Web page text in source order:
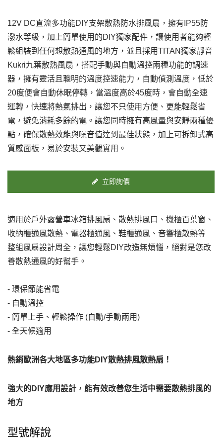
12V DC直流多功能DIY支架散熱防水排風扇，擁有IP55防
潑水等級，加上簡單使用的DIY獨家配件，讓使用者能夠輕
鬆組裝到任何想散熱通風的地方，並且採用TITAN獨家靜音
Kukri九葉散熱風扇，搭配手動與自動溫控兩種功能的調速
器，擁有靈活且聰明的溫度控速能力，自動偵測溫度，低於
20度便會自動休眠停轉，當溫度高於45度時，會自動全速
運轉，快速將熱氣排出，讓您不只使用方便、更能輕鬆省
電，避免消耗多餘的電。讓您同時擁有高風量與安靜兩種優
點，確保散熱效能與噪音值達到最佳狀態，加上可拆卸式高
質感面板，易於安裝又美觀實用。
立即詢價
適用於戶外露營車冰箱排風扇、散熱排風口、機櫃百葉窗、
收納櫃通風散熱、電器櫃通風、鞋櫃通風、音響櫃散熱等
整組風扇設計周全，讓您輕鬆DIY改造無煩惱，絕對是您改
善散熱通風的好幫手。
- 環保節能省電
- 自動溫控
- 簡單上手、輕鬆操作 (自動/手動兩用)
- 全天候適用
熱銷歐洲各大地區多功能DIY散熱排風散熱扇！
強大的DIY應用設計，能有效改善您生活中需要散熱排風的
地方
型號解說